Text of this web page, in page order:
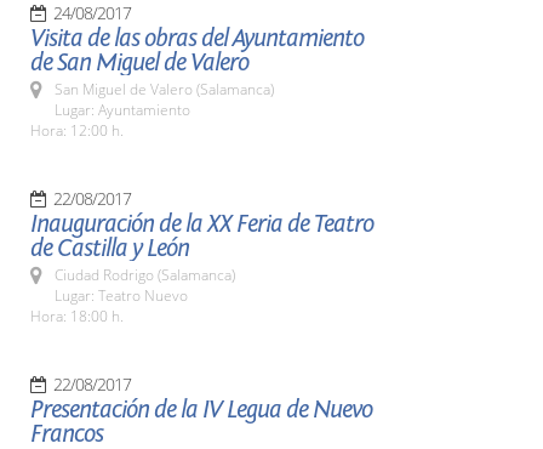
24/08/2017
Visita de las obras del Ayuntamiento
de San Miguel de Valero
San Miguel de Valero (Salamanca)
Lugar: Ayuntamiento
Hora: 12:00 h.
22/08/2017
Inauguración de la XX Feria de Teatro
de Castilla y León
Ciudad Rodrigo (Salamanca)
Lugar: Teatro Nuevo
Hora: 18:00 h.
22/08/2017
Presentación de la IV Legua de Nuevo
Francos